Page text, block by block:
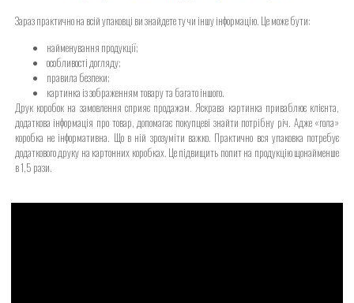
Зараз практично на всій упаковці ви знайдете ту чи іншу інформацію. Це може бути:
найменування продукції;
особливості догляду;
правила безпеки;
картинка із зображенням товару та багато іншого.
Друк коробок на замовлення сприяє продажам. Яскрава картинка приваблює клієнта,
додаткова інформація про товар, допомагає покупцеві знайти потрібну річ. Адже «гола»
коробка не інформативна. Що в ній зрозуміти важко. Практично вся упаковка потребує
додаткового друку на картонних коробках. Це підвищить попит на продукцію щонайменше
в 1,5 рази.